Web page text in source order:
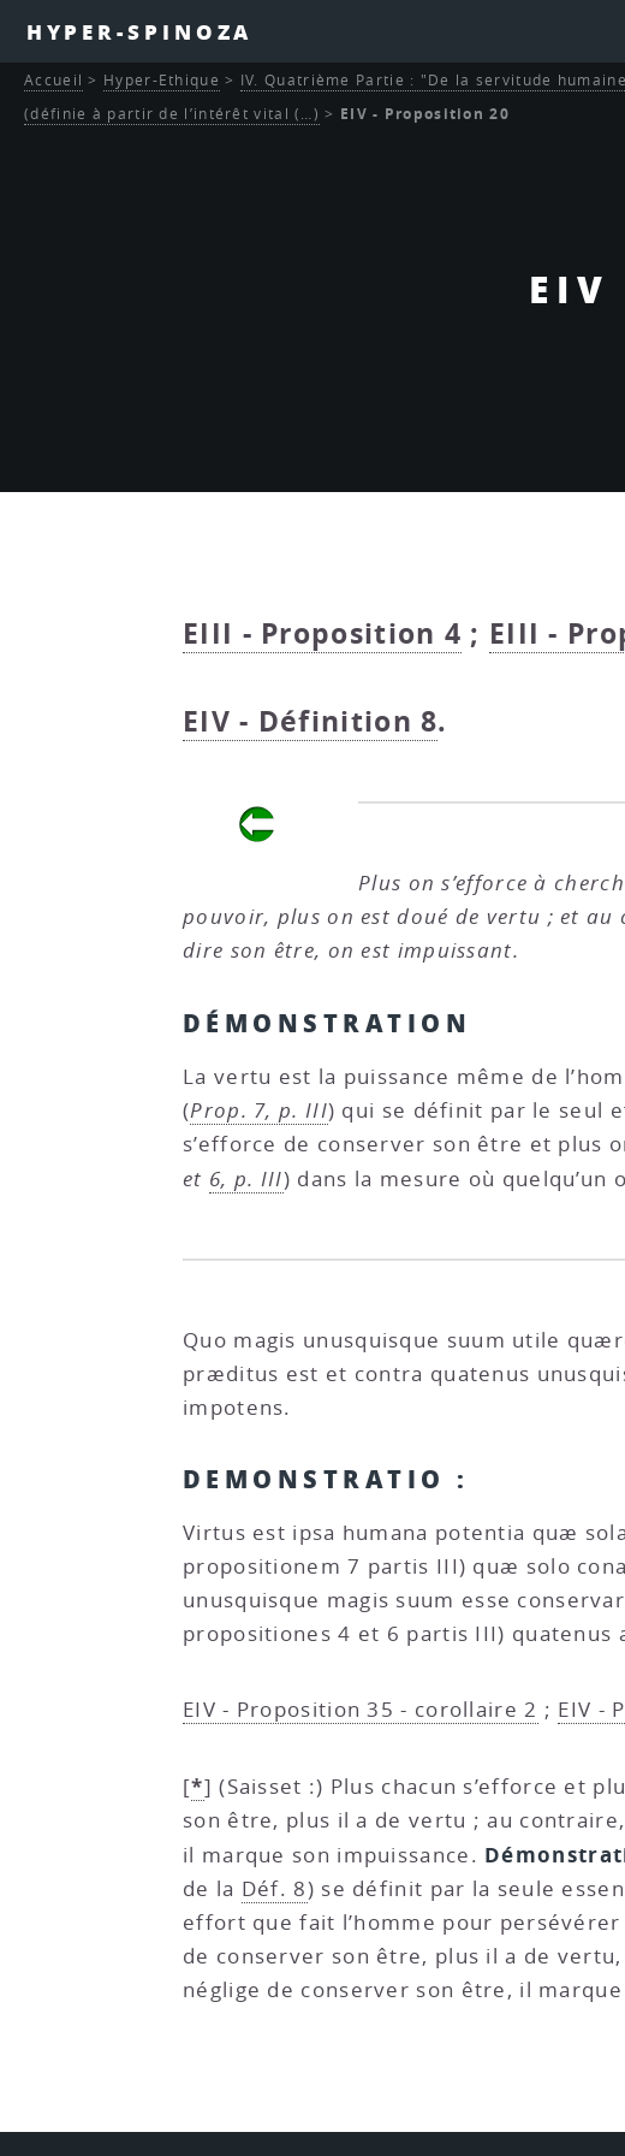
HYPER-SPINOZA
EIV
Accueil > Hyper-Ethique > IV. Quatrième Partie : "De la servitude
(définie à partir de l’intérêt vital (…) > EIV - Proposition 20
EIII - Proposition 4 ; EIII -
EIV - Définition 8.
Plus on s’efforce à
pouvoir, plus on est doué de vertu ; et au
dire son être, on est impuissant.
DÉMONSTRATION
La vertu est la puissance même de
(Prop. 7, p. III) qui se définit par le seul
s’efforce de conserver son être et plus
et 6, p. III) dans la mesure où
Quo magis unusquisque suum utile
præditus est et contra quatenus
impotens.
DEMONSTRATIO :
Virtus est ipsa humana potentia quæ
propositionem 7 partis III) quæ solo
unusquisque magis suum esse
propositiones 4 et 6 partis III) quatenus
EIV - Proposition 35 - corollaire 2 ; EIV -
[*](Saisset :) Plus chacun s’efforce et
son être, plus il a de vertu ; au
il marque son impuissance.
de la Déf. 8) se définit par la seule
effort que fait l’homme pour persévérer
de conserver son être, plus il a de
néglige de conserver son être, il marque